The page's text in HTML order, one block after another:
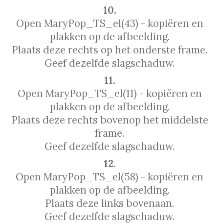
10.
Open MaryPop_TS_el(43) - kopiëren en
plakken op de afbeelding.
Plaats deze rechts op het onderste frame.
Geef dezelfde slagschaduw.
11.
Open MaryPop_TS_el(11) - kopiëren en
plakken op de afbeelding.
Plaats deze rechts bovenop het middelste
frame.
Geef dezelfde slagschaduw.
12.
Open MaryPop_TS_el(58) - kopiëren en
plakken op de afbeelding.
Plaats deze links bovenaan.
Geef dezelfde slagschaduw.